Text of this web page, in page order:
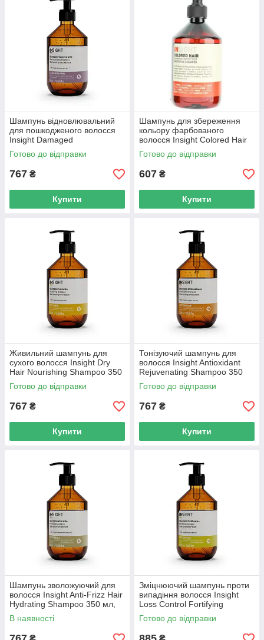
Шампунь відновлювальний
для пошкодженого волосся
Insight Damaged
Restructurizing Shampoo
350ml, скляна пляшка
Готово до відправки
767 ₴
Купити
Шампунь для збереження
кольору фарбованого
волосся Insight Colored Hair
Protective Shampoo 400 мл
Готово до відправки
607 ₴
Купити
Живильний шампунь для
сухого волосся Insight Dry
Hair Nourishing Shampoo 350
мл, скляна пляшка
Готово до відправки
767 ₴
Купити
Тонізуючий шампунь для
волосся Insight Antioxidant
Rejuvenating Shampoo 350
мл, скляний флакон
Готово до відправки
767 ₴
Купити
Шампунь зволожуючий для
волосся Insight Anti-Frizz Hair
Hydrating Shampoo 350 мл,
скляна пляшка
В наявності
Зміцнюючий шампунь проти
випадіння волосся Insight
Loss Control Fortifying
Shampoo 350 мл, скляна
пляшка
Готово до відправки